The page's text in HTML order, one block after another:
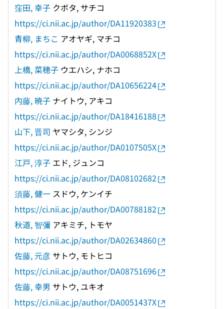
窪田, 幸子 クボタ, サチコ
https://ci.nii.ac.jp/author/DA11920383
青柳, まちこ アオヤギ, マチコ
https://ci.nii.ac.jp/author/DA0068852X
上橋, 菜穂子 ウエハシ, ナホコ
https://ci.nii.ac.jp/author/DA10656224
内藤, 暁子 ナイトウ, アキコ
https://ci.nii.ac.jp/author/DA18416188
山下, 晋司 ヤマシタ, シンジ
https://ci.nii.ac.jp/author/DA0107505X
江戸, 淳子 エド, ジュンコ
https://ci.nii.ac.jp/author/DA08102682
須藤, 健一 スドウ, ケンイチ
https://ci.nii.ac.jp/author/DA00788182
秋道, 智彌 アキミチ, トモヤ
https://ci.nii.ac.jp/author/DA02634860
佐藤, 元彦 サトウ, モトヒコ
https://ci.nii.ac.jp/author/DA08751696
佐藤, 幸男 サトウ, ユキオ
https://ci.nii.ac.jp/author/DA0051437X